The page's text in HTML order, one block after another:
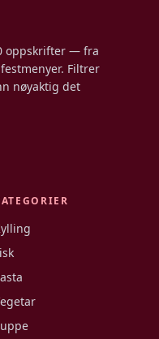
oppskrifter — fra
Filtrer
nøyaktig det